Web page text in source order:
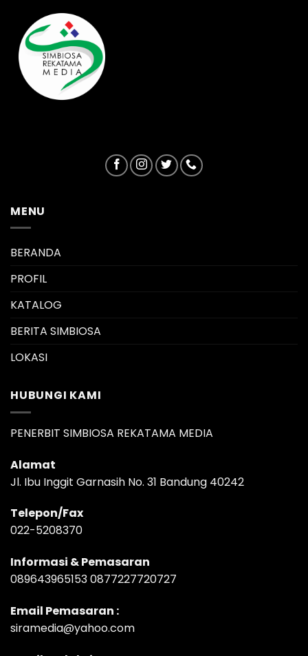
MENU
BERANDA
PROFIL
KATALOG
BERITA SIMBIOSA
LOKASI
HUBUNGI KAMI
PENERBIT SIMBIOSA REKATAMA MEDIA
Alamat
Jl. Ibu Inggit Garnasih No. 31 Bandung 40242
Telepon/Fax
022-5208370
Informasi & Pemasaran
089643965153 0877227720727
Email Pemasaran :
siramedia@yahoo.com